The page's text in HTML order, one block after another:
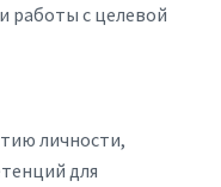
работы с целевой
личности,
для